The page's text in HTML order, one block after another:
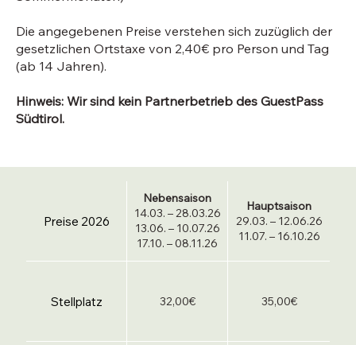
Die angegebenen Preise verstehen sich zuzüglich der
gesetzlichen Ortstaxe von 2,40€ pro Person und Tag
(ab 14 Jahren).
Hinweis: Wir sind kein Partnerbetrieb des GuestPass
Südtirol.
Preise 2026
Nebensaison
14.03. – 28.03.26
13.06. – 10.07.26
17.10. – 08.11.26
Hauptsaison
29.03. – 12.06.26
11.07. – 16.10.26
Stellplatz 32,00€ 35,00€